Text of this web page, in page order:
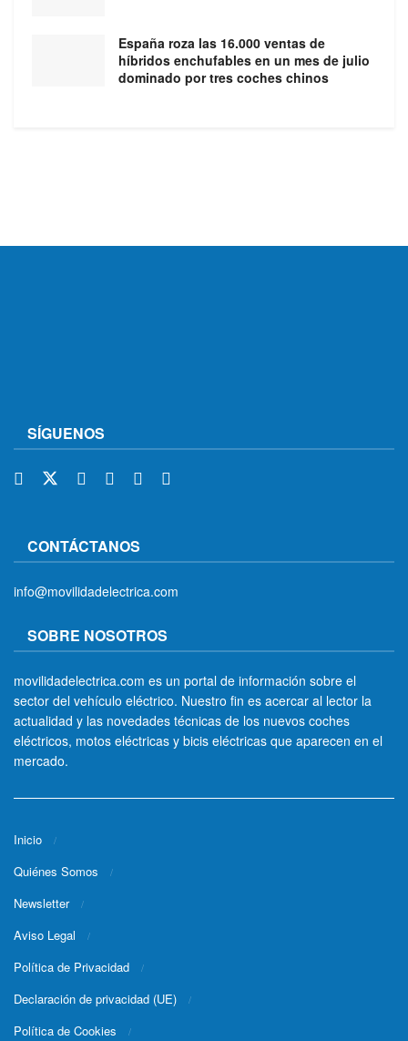
España roza las 16.000 ventas de
híbridos enchufables en un mes de julio
dominado por tres coches chinos
SÍGUENOS
CONTÁCTANOS
info@movilidadelectrica.com
SOBRE NOSOTROS
movilidadelectrica.com es un portal de información sobre el
sector del vehículo eléctrico. Nuestro fin es acercar al lector la
actualidad y las novedades técnicas de los nuevos coches
eléctricos, motos eléctricas y bicis eléctricas que aparecen en el
mercado.
Inicio
Quiénes Somos
Newsletter
Aviso Legal
Política de Privacidad
Declaración de privacidad (UE)
Política de Cookies